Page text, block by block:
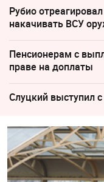
Рубио
накачивать ВСУ
Пенсионерам с
праве на доплаты
Слуцкий выступил